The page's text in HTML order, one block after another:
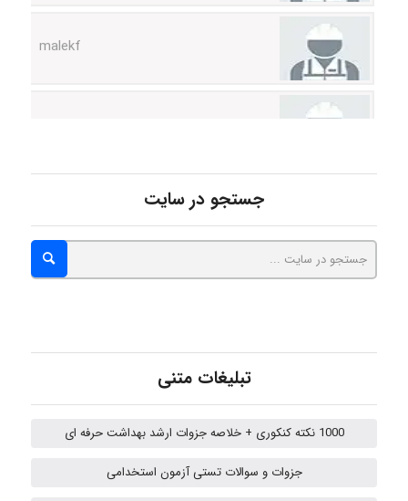
A.balandeh
aghajari vahid
جستجو در سایت
تبلیغات متنی
1000 نکته کنکوری + خلاصه جزوات ارشد بهداشت حرفه ای
جزوات و سوالات تستی آزمون استخدامی